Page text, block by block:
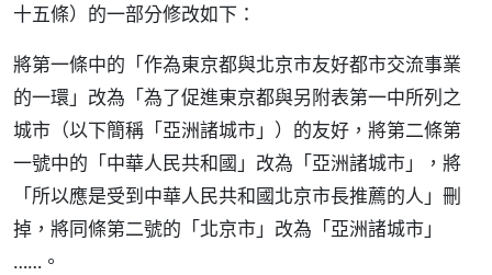
十五條）的一部分修改如下：
將第一條中的「作為東京都與北京市友好都市交流事業
的一環」改為「為了促進東京都與另附表第一中所列之
城市（以下簡稱「亞洲諸城市」）的友好，將第二條第
一號中的「中華人民共和國」改為「亞洲諸城市」，將
「所以應是受到中華人民共和國北京市長推薦的人」刪
掉，將同條第二號的「北京市」改為「亞洲諸城市」
……。